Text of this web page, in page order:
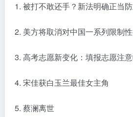
1. 被打不敢还手？新法明确正当
2. 美方将取消对中国一系列限制
3. 高考志愿新变化：填报志愿注
4. 宋佳获白玉兰最佳女主角
5. 蔡澜离世